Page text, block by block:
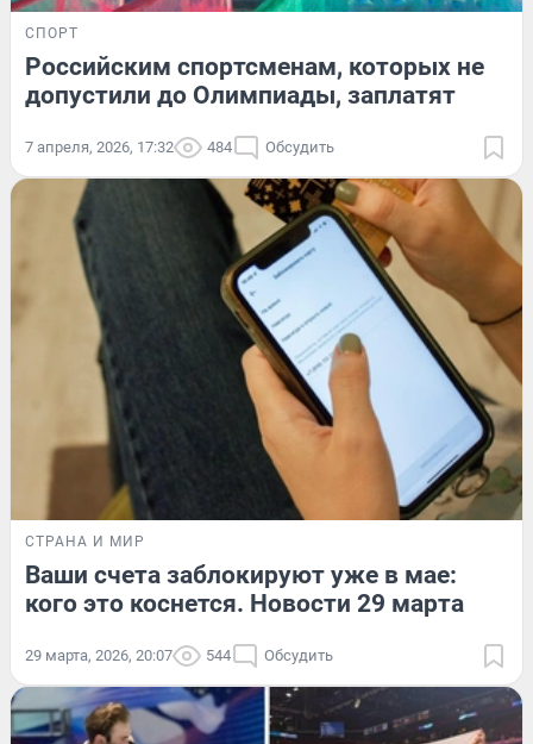
СПОРТ
Российским спортсменам, которых не
допустили до Олимпиады, заплатят
7 апреля, 2026, 17:32 484 Обсудить
СТРАНА И МИР
Ваши счета заблокируют уже в мае:
кого это коснется. Новости 29 марта
29 марта, 2026, 20:07 544 Обсудить